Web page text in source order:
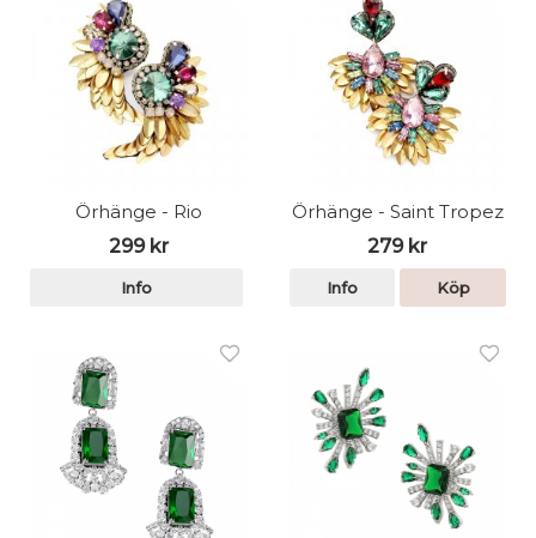
Örhänge - Rio
299 kr
Info
Örhänge - Saint Tropez
279 kr
Info Köp